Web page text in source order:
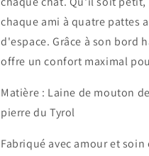
chaque ami à quatre pattes
d'espace. Grâce à son bord
offre un confort maximal
Matière : Laine de mouton
pierre du Tyrol
Fabriqué avec amour et soin